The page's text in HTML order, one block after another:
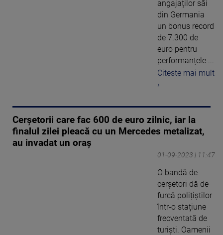
angajaților săi
din Germania
un bonus record
de 7.300 de
euro pentru
performanțele ...
Citeste mai mult
›
Cerșetorii care fac 600 de euro zilnic, iar la
finalul zilei pleacă cu un Mercedes metalizat,
au invadat un oraș
01-09-2023 | 11:47
O bandă de
cerșetori dă de
furcă polițiștilor
într-o stațiune
frecventată de
turiști. Oamenii